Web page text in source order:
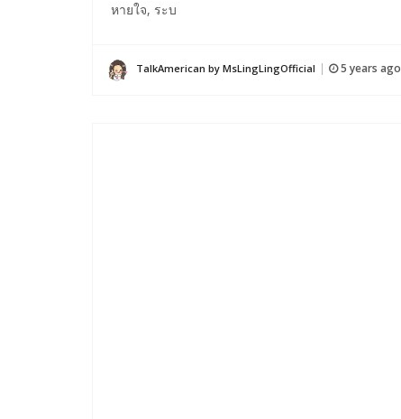
หายใจ, ระบ
TalkAmerican by MsLingLingOfficial 5 years ago